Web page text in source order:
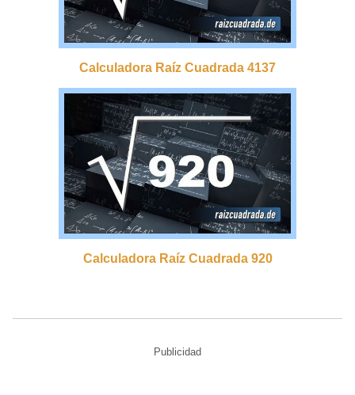
Calculadora Raíz Cuadrada 4137
Calculadora Raíz Cuadrada 920
Publicidad